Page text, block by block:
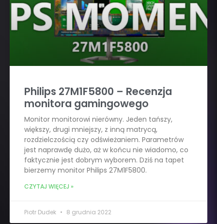
Philips 27M1F5800 – Recenzja
monitora gamingowego
Monitor monitorowi nierówny. Jeden tańszy,
większy, drugi mniejszy, z inną matrycą,
rozdzielczością czy odświeżaniem. Parametrów
jest naprawdę dużo, aż w końcu nie wiadomo, co
faktycznie jest dobrym wyborem. Dziś na tapet
bierzemy monitor Philips 27M1F5800.
CZYTAJ WIĘCEJ »
Piotr Dudek 8 grudnia 2022